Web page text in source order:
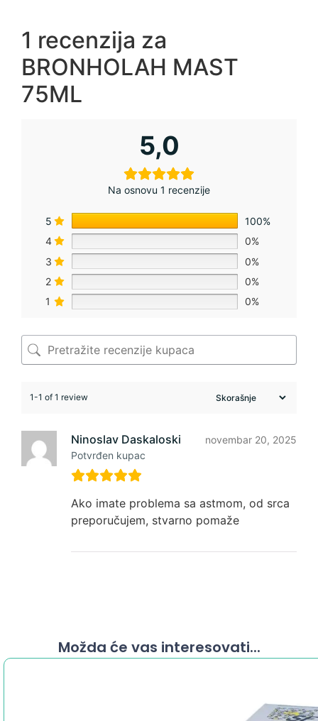
1 recenzija za
BRONHOLAH MAST
75ML
5,0
Na osnovu 1 recenzije
5
100%
4
0%
3
0%
2
0%
1
0%
1-1 of 1 review
Ninoslav Daskaloski
Potvrđen kupac
novembar 20, 2025
Ako imate problema sa astmom, od srca
preporučujem, stvarno pomaže
Možda će vas interesovati...